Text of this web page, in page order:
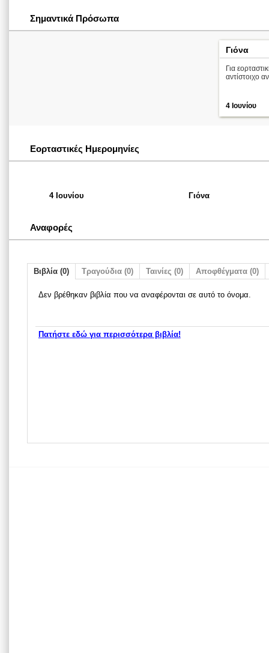
Σημαντικά Πρόσωπα
Γιόνα
Για
αντίστοιχο
4 Ιουνίου
Εορταστικές Ημερομηνίες
4 Ιουνίου Γιόνα
Αναφορές
Βιβλία (0) Τραγούδια (0) Ταινίες (0) Αποφθέγματα (0)
Δεν βρέθηκαν βιβλία που να αναφέρονται σε αυτό το όνομα.
Πατήστε εδώ για περισσότερα βιβλία!